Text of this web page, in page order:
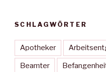
SCHLAGWÖRTER
Apotheker
Beamter